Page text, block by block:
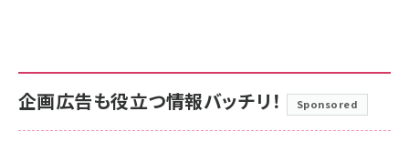
企画広告も役立つ情報バッチリ！ Sponsored